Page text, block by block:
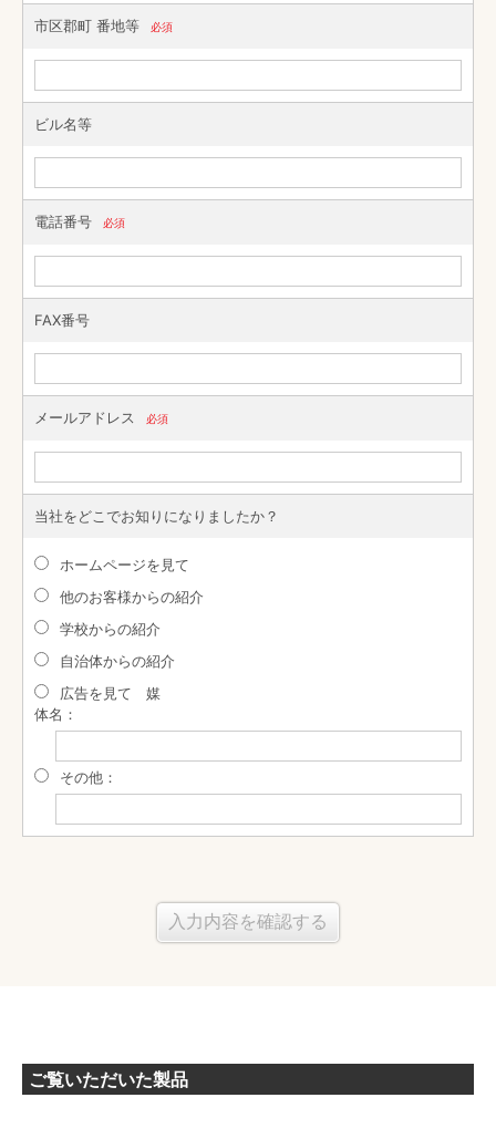
市区郡町 番地等 必須
ビル名等
電話番号 必須
FAX番号
メールアドレス 必須
当社をどこでお知りになりましたか？
ホームページを見て
他のお客様からの紹介
学校からの紹介
自治体からの紹介
広告を見て 媒
体名：
その他：
ご覧いただいた製品